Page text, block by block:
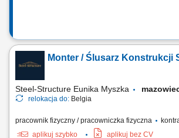
Monter / Ślusarz Konstrukcji
Steel-Structure Eunika Myszka
relokacja do: Belgia
pracownik fizyczny / pracowniczka fizyczna
aplikuj szybko
aplikuj bez CV